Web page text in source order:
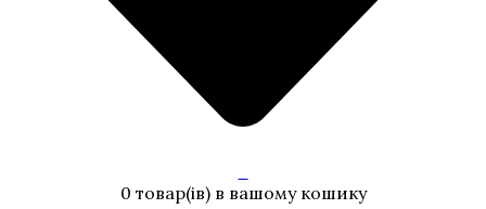
0 товар(ів)в вашому кошику